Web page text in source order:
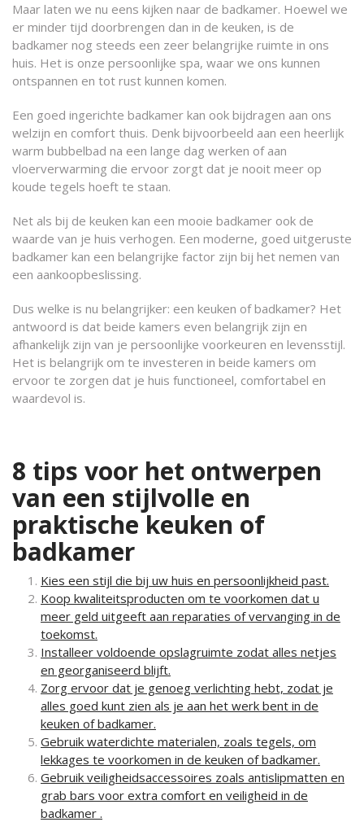
Maar laten we nu eens kijken naar de badkamer. Hoewel we
er minder tijd doorbrengen dan in de keuken, is de
badkamer nog steeds een zeer belangrijke ruimte in ons
huis. Het is onze persoonlijke spa, waar we ons kunnen
ontspannen en tot rust kunnen komen.
Een goed ingerichte badkamer kan ook bijdragen aan ons
welzijn en comfort thuis. Denk bijvoorbeeld aan een heerlijk
warm bubbelbad na een lange dag werken of aan
vloerverwarming die ervoor zorgt dat je nooit meer op
koude tegels hoeft te staan.
Net als bij de keuken kan een mooie badkamer ook de
waarde van je huis verhogen. Een moderne, goed uitgeruste
badkamer kan een belangrijke factor zijn bij het nemen van
een aankoopbeslissing.
Dus welke is nu belangrijker: een keuken of badkamer? Het
antwoord is dat beide kamers even belangrijk zijn en
afhankelijk zijn van je persoonlijke voorkeuren en levensstijl.
Het is belangrijk om te investeren in beide kamers om
ervoor te zorgen dat je huis functioneel, comfortabel en
waardevol is.
8 tips voor het ontwerpen
van een stijlvolle en
praktische keuken of
badkamer
Kies een stijl die bij uw huis en persoonlijkheid past.
Koop kwaliteitsproducten om te voorkomen dat u
meer geld uitgeeft aan reparaties of vervanging in de
toekomst.
Installeer voldoende opslagruimte zodat alles netjes
en georganiseerd blijft.
Zorg ervoor dat je genoeg verlichting hebt, zodat je
alles goed kunt zien als je aan het werk bent in de
keuken of badkamer.
Gebruik waterdichte materialen, zoals tegels, om
lekkages te voorkomen in de keuken of badkamer.
Gebruik veiligheidsaccessoires zoals antislipmatten en
grab bars voor extra comfort en veiligheid in de
badkamer .